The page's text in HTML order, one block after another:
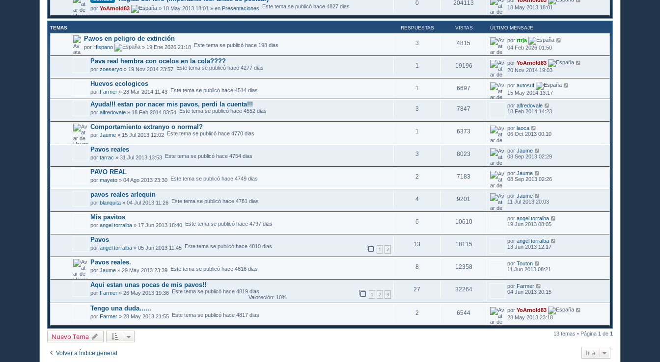
por YoArnold83 » 18 May 2013 18:01 » en Presentaciones Este tema se publicó hace 4827 dias 0 204113
18 May 2013 18:01
TEMAS RESPUESTAS VISTAS ÚLTIMO MENSAJE
Pavos en peligro de extinción
por Hispano » 19 Ene 2026 21:18 Este tema se publicó hace 198 dias 3 4815 por rtrja
04 Feb 2026 01:50
Pava real hembra con ocelos en la cola????
por zoeseryo » 19 Nov 2014 23:57 Este tema se publicó hace 4277 dias 1 19196 por YoArnold83
20 Nov 2014 19:03
Huevos ecologicos
por Farmer » 28 Mar 2014 11:43 Este tema se publicó hace 4514 dias 1 6697 por autosuf
15 May 2014 13:17
Ayuda!!! estan por nacer mis pavos, perdi la cuenta!!!
por alfredovale » 18 Feb 2014 03:54 Este tema se publicó hace 4552 dias 3 7847 por alfredovale
18 Feb 2014 14:23
Comportamiento extranyo o normal?
por Jaume » 15 Jul 2013 12:02 Este tema se publicó hace 4770 dias 1 6373 por laoca
06 Oct 2013 00:10
Pavos reales
por tarrac » 31 Jul 2013 13:53 Este tema se publicó hace 4754 dias 3 8023 por Jaume
08 Sep 2013 02:29
PAVO REAL
por mayeto » 04 Ago 2013 23:30 Este tema se publicó hace 4749 dias 2 7183 por Jaume
08 Sep 2013 02:26
pavos reales arlequin
por blanquita » 04 Jul 2013 11:26 Este tema se publicó hace 4781 dias 4 9201 por Jaume
11 Jul 2013 20:03
Mis pavitos
por angel torralba » 17 Jun 2013 18:40 Este tema se publicó hace 4797 dias 6 10610 por angel torralba
19 Jun 2013 08:05
Pavos
por angel torralba » 05 Jun 2013 11:45 1 2
Este tema se publicó hace 4810 dias 13 18115 por angel torralba
13 Jun 2013 12:17
Pavos reales.
por Jaume » 29 May 2013 23:39 Este tema se publicó hace 4816 dias 8 12358 por Touton
11 Jun 2013 08:21
Aqui estan unas pocas de mis pavos!!
por Farmer » 26 May 2013 19:36 1 2 3
Este tema se publicó hace 4819 dias
Valoreción: 10%
27 32264 por Farmer
04 Jun 2013 20:15
Tengo una duda......
por Farmer » 28 May 2013 21:55 Este tema se publicó hace 4817 dias 2 6544 por YoArnold83
28 May 2013 23:18
Nuevo Tema 13 temas • Página 1 de 1
Volver a Índice general Ir a